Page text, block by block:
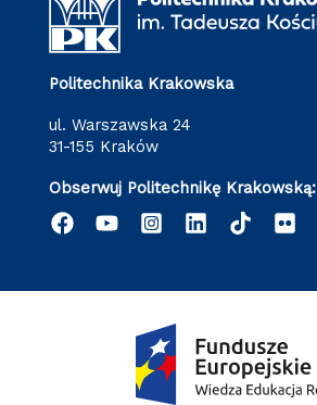
Politechnika Krakowska
ul. Warszawska 24
31-155 Kraków
Obserwuj Politechnikę Krakowską: